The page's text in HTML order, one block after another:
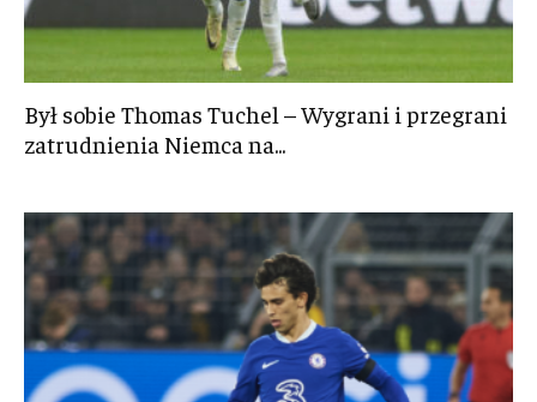
Był sobie Thomas Tuchel – Wygrani i przegrani
zatrudnienia Niemca na...